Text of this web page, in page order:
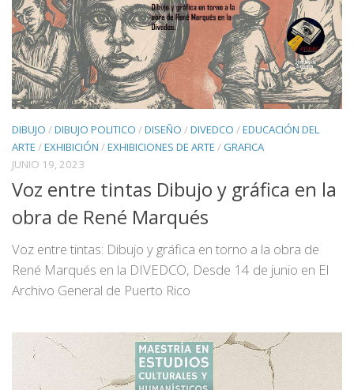
DIBUJO /DIBUJO POLITICO /DISEÑO /DIVEDCO /EDUCACIÓN DEL
ARTE /EXHIBICIÓN /EXHIBICIONES DE ARTE / GRAFICA
JUNIO 19, 2023
Voz entre tintas Dibujo y gráfica en la
obra de René Marqués
Voz entre tintas: Dibujo y gráfica en torno a la obra de
René Marqués en la DIVEDCO, Desde 14 de junio en El
Archivo General de Puerto Rico